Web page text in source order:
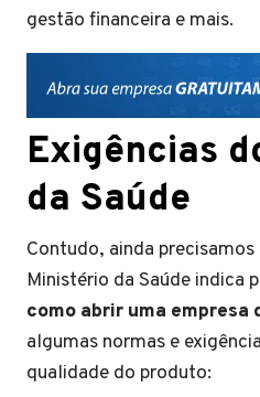
gestão financeira e mais.
Exigências
da Saúde
Contudo, ainda precisamos
Ministério da Saúde indica
como abrir uma empresa
algumas normas e
qualidade do produto: